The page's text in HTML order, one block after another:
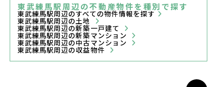
東武練馬駅周辺の不動産物件を種別で探す
東武練馬駅周辺のすべての物件情報を探す
東武練馬駅周辺の土地
東武練馬駅周辺の新築一戸建て
東武練馬駅周辺の新築マンション
東武練馬駅周辺の中古マンション
東武練馬駅周辺の収益物件